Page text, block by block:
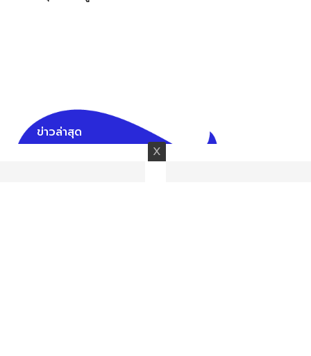
ข่าวล่าสุด